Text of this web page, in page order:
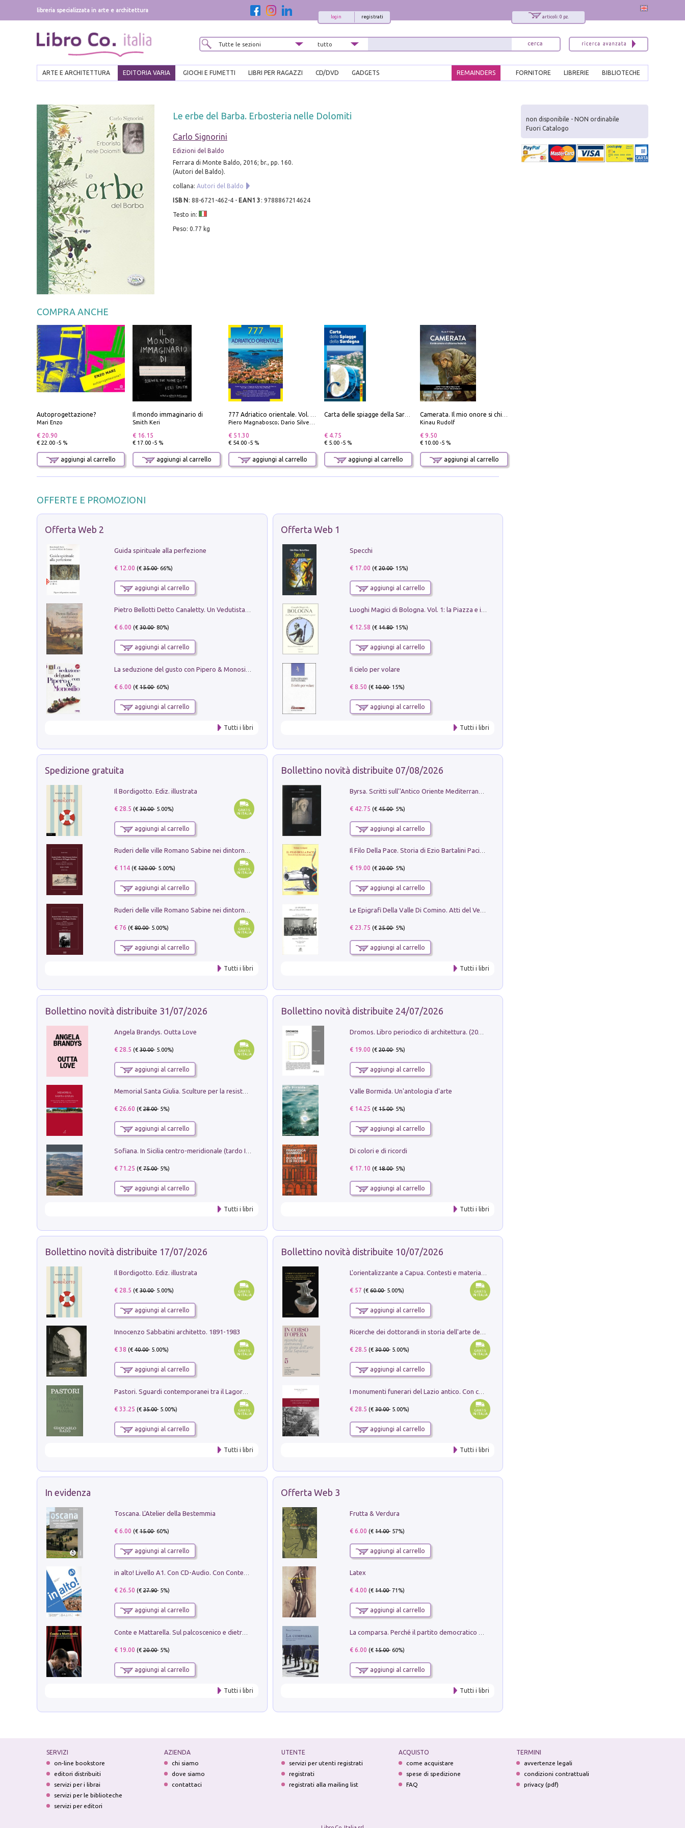
libreria specializzata in arte e architettura
articoli: 0 pz.
registrati
login
ARTE E ARCHITETTURA EDITORIA VARIA GIOCHI E FUMETTI LIBRI PER RAGAZZI CD/DVD GADGETS BIBLIOTECHE
LIBRERIE
FORNITORE
REMAINDERS
Le erbe del Barba. Erbosteria nelle Dolomiti
Carlo Signorini
Edizioni del Baldo
Ferrara di Monte Baldo, 2016; br., pp. 160.
(Autori del Baldo).
collana: Autori del Baldo
ISBN : 88-6721-462-4- EAN13 : 9788867214624
Testo in:
Peso: 0.77 kg
COMPRA ANCHE
Autoprogettazione?
Mari Enzo
€ 20.90
€ 22.00 -5 %
aggiungi al carrello
Il mondo immaginario di
Smith Keri
€ 16.15
€ 17.00 -5 %
aggiungi al carrello
777 Adriatico orientale. Vol. 2: Costa della Dalmazia da Zara a Molunat, Isole della Dalmazia Meridionale e Montenegro
Piero Magnabosco; Dario Silvestro; Marco Sbrizzi
€ 51.30
€ 54.00 -5 %
aggiungi al carrello
Carta delle spiagge della Sardegna. Con custodia
€ 4.75
€ 5.00 -5 %
aggiungi al carrello
Camerata. Il mio onore si chiama fedeltà
Kinau Rudolf
€ 9.50
€ 10.00 -5 %
aggiungi al carrello
OFFERTE E PROMOZIONI
Offerta Web 2
Guida spirituale alla perfezione
€ 12.00 (€35.00- 66%)
aggiungi al carrello
Pietro Bellotti Detto Canaletty. Un Vedutista Veneziano nella Francia dell'Ancien Régime
€ 6.00 (€30.00- 80%)
aggiungi al carrello
€ 6.00 (€15.00- 60%)
aggiungi al carrello
Tutti i libri
Offerta Web 1
Specchi
€ 17.00 (€20.00- 15%)
aggiungi al carrello
Luoghi Magici di Bologna. Vol. 1: la Piazza e i Suoi Simboli Segreti
€ 12.58 (€14.80- 15%)
aggiungi al carrello
Il cielo per volare
€ 8.50 (€10.00- 15%)
aggiungi al carrello
Tutti i libri
Spedizione gratuita
Il Bordigotto. Ediz. illustrata
€ 28.5 (€30.00- 5.00%)
aggiungi al carrello
Ruderi delle ville Romano Sabine nei dintorni di Poggio Mirteto. Illustrati dal dott.re prof.re cav.re Ercole Nardi regio ispettore degli scavi e monumenti. Anno 1885. Tavole e studio. Con 25 tavole fuori testo in cartella editoriale
€ 114(€120.00- 5.00%)
aggiungi al carrello
€ 76 (€80.00- 5.00%)
aggiungi al carrello
Tutti i libri
Bollettino novità distribuite 07/08/2026
€ 42.75 (€45.00- 5%)
aggiungi al carrello
Il Filo Della Pace. Storia di Ezio Bartalini Pacifista
€ 19.00 (€20.00- 5%)
aggiungi al carrello
€ 23.75 (€25.00- 5%)
aggiungi al carrello
Tutti i libri
Bollettino novità distribuite 31/07/2026
Angela Brandys. Outta Love
€ 28.5 (€30.00- 5.00%)
aggiungi al carrello
Memorial Santa Giulia. Sculture per la resistenza Monchio di Palagano
€ 26.60 (€28.00- 5%)
aggiungi al carrello
€ 71.25 (€75.00- 5%)
aggiungi al carrello
Tutti i libri
Bollettino novità distribuite 24/07/2026
€ 19.00 (€20.00- 5%)
aggiungi al carrello
Valle Bormida. Un'antologia d'arte
€ 14.25 (€15.00- 5%)
aggiungi al carrello
Di colori e di ricordi
€ 17.10 (€18.00- 5%)
aggiungi al carrello
Tutti i libri
Bollettino novità distribuite 17/07/2026
Il Bordigotto. Ediz. illustrata
€ 28.5 (€30.00- 5.00%)
aggiungi al carrello
Innocenzo Sabbatini architetto. 1891-1983
€ 38 (€40.00- 5.00%)
aggiungi al carrello
Pastori. Sguardi contemporanei tra il Lagorai e la pianura. Ediz. illustrata
€ 33.25 (€35.00- 5.00%)
aggiungi al carrello
Tutti i libri
Bollettino novità distribuite 10/07/2026
€ 57 (€60.00- 5.00%)
aggiungi al carrello
Ricerche dei dottorandi in storia dell'arte della Sapienza
€ 28.5 (€30.00- 5.00%)
aggiungi al carrello
€ 28.5 (€30.00- 5.00%)
aggiungi al carrello
Tutti i libri
In evidenza
Toscana. L'Atelier della Bestemmia
€ 6.00 (€15.00- 60%)
aggiungi al carrello
in alto! Livello A1. Con CD-Audio. Con Contenuto digitale per accesso on line
€ 26.50 (€27.90- 5%)
aggiungi al carrello
Conte e Mattarella. Sul palcoscenico e dietro le quinte del Quirinale. Un racconto sulle istituzioni
€ 19.00 (€20.00- 5%)
aggiungi al carrello
Tutti i libri
Offerta Web 3
Frutta & Verdura
€ 6.00 (€14.00- 57%)
aggiungi al carrello
Latex
€ 4.00 (€14.00- 71%)
aggiungi al carrello
€ 6.00 (€15.00- 60%)
aggiungi al carrello
Tutti i libri
non disponibile - NON ordinabile
Fuori Catalogo
SERVIZI
on-line bookstore
editori distribuiti
servizi per i librai
servizi per le biblioteche
servizi per editori
AZIENDA
chi siamo
dove siamo
contattaci
UTENTE
servizi per utenti registrati
registrati
registrati alla mailing list
ACQUISTO
come acquistare
spese di spedizione
FAQ
TERMINI
avvertenze legali
condizioni contrattuali
privacy (pdf)
x
Interessato ai nostri libri?
Allora iscriviti alla nostra newsletter!
Sarai informato delle nostre novità, potrai
comunque cancellarti quando desideri.